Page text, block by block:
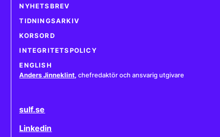
NYHETSBREV
TIDNINGSARKIV
KORSORD
INTEGRITETSPOLICY
ENGLISH
Anders Jinneklint, chefredaktör och ansvarig utgivare
sulf.se
Linkedin